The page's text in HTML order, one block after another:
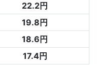
22.2円
19.8円
18.6円
17.4円